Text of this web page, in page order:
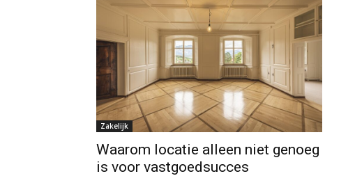
Zakelijk
Waarom locatie alleen niet genoeg
is voor vastgoedsucces